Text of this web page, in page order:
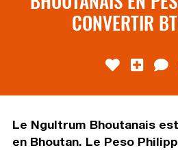
CONVERTIR
Le Ngultrum Bhoutanais
en Bhoutan. Le Peso